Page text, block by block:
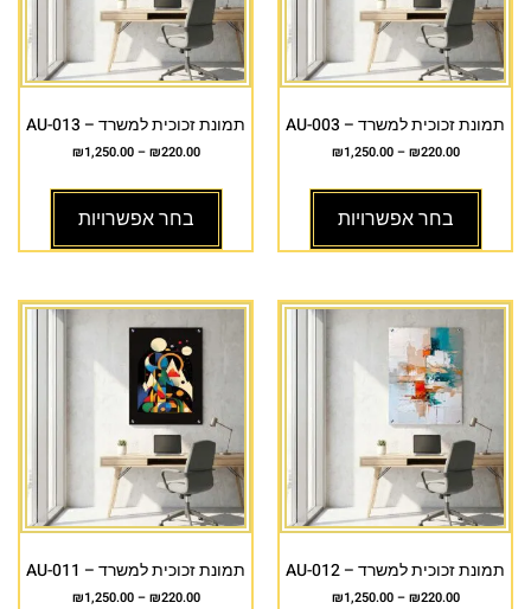
תמונת זכוכית למשרד – AU-003
₪220.00
–
₪1,250.00
בחר אפשרויות
תמונת זכוכית למשרד – AU-013
₪220.00
–
₪1,250.00
בחר אפשרויות
תמונת זכוכית למשרד – AU-012
₪220.00
–
₪1,250.00
תמונת זכוכית למשרד – AU-011
₪220.00
–
₪1,250.00